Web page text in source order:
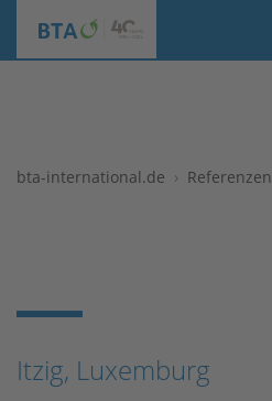
bta-international.de Referenzen
Itzig, Luxemburg